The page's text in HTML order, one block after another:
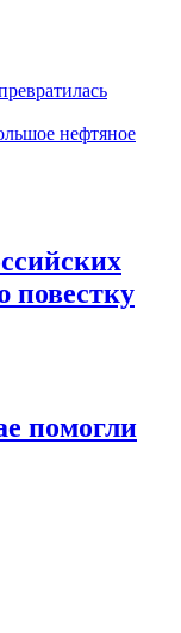
нефтяное
повестку
помогли